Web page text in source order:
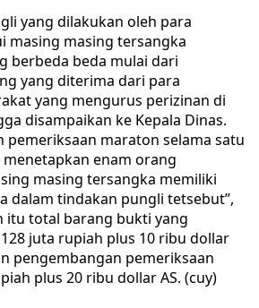
yang dilakukan oleh para
masing masing tersangka
berbeda beda mulai dari
yang diterima dari para
yang mengurus perizinan di
disampaikan ke Kepala Dinas.
pemeriksaan maraton selama satu
enam orang
masing tersangka memiliki
dalam tindakan pungli tetsebut”,
itu total barang bukti yang
juta rupiah plus 10 ribu dollar
pengembangan pemeriksaan
plus 20 ribu dollar AS. (cuy)